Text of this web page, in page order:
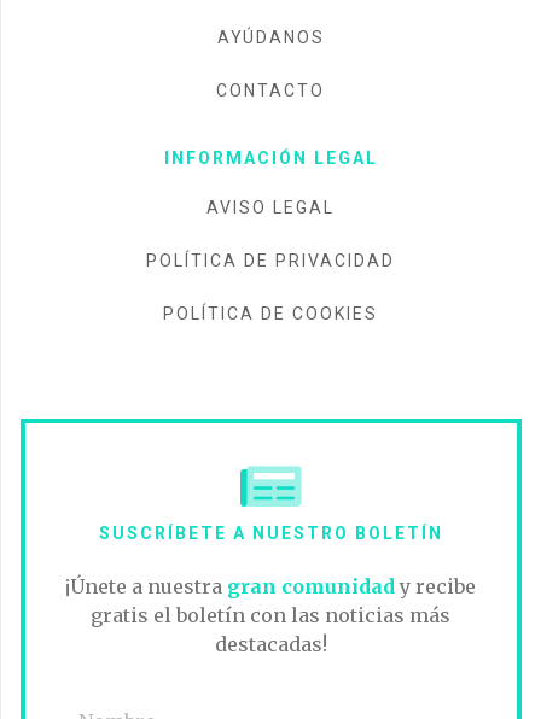
AYÚDANOS
CONTACTO
INFORMACIÓN LEGAL
AVISO LEGAL
POLÍTICA DE PRIVACIDAD
POLÍTICA DE COOKIES
SUSCRÍBETE A NUESTRO BOLETÍN
¡Únete a nuestra gran comunidady recibe
gratis el boletín con las noticias más
destacadas!